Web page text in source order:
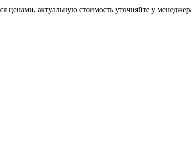
актуальную стоимость уточняйте у